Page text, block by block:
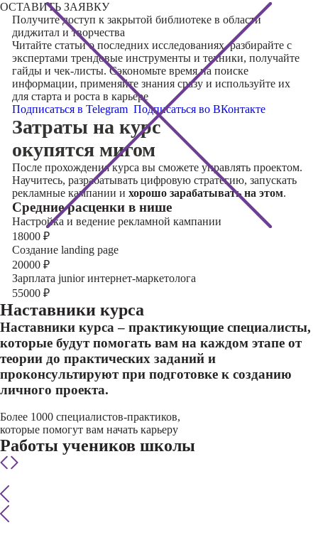
ОСТАВИТЬ ЗАЯВКУ
Получите доступ к закрытой библиотекев области
диджитал и творчества
Читайте статьи о последних исследованиях, разбирайте с
экспертами трендовые инструменты и техники, получайте
гайды и чек-листы. Сэкономьте время на поиске
информации, применяйте знания сразу и используйте их
для старта и роста в карьере
Подписаться в Telegram Подписаться во ВКонтакте
Затраты на курс
окупятся мигом
После прохождения курса вы сможете управлять проектом.
Научитесь, разрабатывать цифровую стратегию, запускать
рекламные кампании и хорошо зарабатывать на этом.
Cредние расценки в нише
Настройка и ведение рекламной кампании
18000 ₽
Создание landing page
20000 ₽
Зарплата junior интернет-маркетолога
55000 ₽
Наставники курса
Наставники курса – практикующие специалисты,
которые будут помогать вам на каждом этапе от
теории до практических заданий и
проконсультируют при подготовке к созданию
личного проекта.
Более 1000 специалистов-практиков,
которые помогут вам начать карьеру
Работы учеников школы